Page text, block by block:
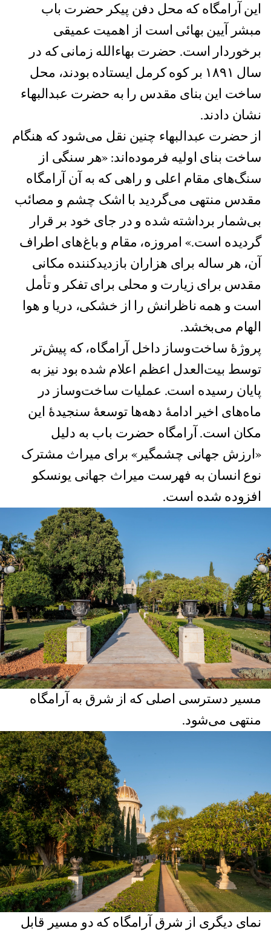
این آرامگاه که محل دفن پیکر حضرت باب
مبشر آیین بهائی است از اهمیت عمیقی
برخوردار است. حضرت بهاءالله زمانی که در
سال ۱۸۹۱ بر کوه کرمل ایستاده بودند، محل
ساخت این بنای مقدس را به حضرت عبدالبهاء
نشان دادند.
از حضرت عبدالبهاء چنین نقل می‌شود که هنگام
ساخت بنای اولیه فرموده‌اند: «هر سنگی از
سنگ‌های مقام اعلی و راهی که به آن آرامگاه
مقدس منتهی می‌گرديد با اشک چشم و مصائب
بی‌شمار برداشته شده و در جای خود بر قرار
گرديده است.» امروزه، مقام و باغ‌های اطراف
آن، هر ساله برای هزاران بازدیدکننده مکانی
مقدس برای زیارت و محلی برای تفکر و تأمل
است و همه ناظرانش را از خشکی، دریا و هوا
الهام می‌بخشد.
پروژهٔ ساخت‌وساز داخل آرامگاه، که پیش‌تر
توسط بیت‌العدل اعظم ‌اعلام شده بود نیز به
پایان رسیده است. عملیات ساخت‌وساز در
ماه‌های اخیر ادامهٔ دهه‌ها توسعۀ سنجیدهٔ این
مکان است. آرامگاه حضرت باب به دلیل
«ارزش جهانی چشمگیر» برای میراث مشترک
نوع انسان به فهرست میراث جهانی یونسکو
افزوده شده است.
مسیر دسترسی اصلی که از شرق به آرامگاه
منتهی می‌شود.
نمای دیگری از شرق آرامگاه که دو مسیر قابل